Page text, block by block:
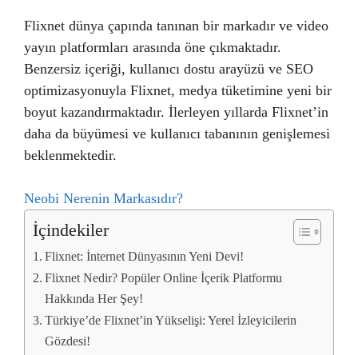
Flixnet dünya çapında tanınan bir markadır ve video
yayın platformları arasında öne çıkmaktadır.
Benzersiz içeriği, kullanıcı dostu arayüzü ve SEO
optimizasyonuyla Flixnet, medya tüketimine yeni bir
boyut kazandırmaktadır. İlerleyen yıllarda Flixnet’in
daha da büyümesi ve kullanıcı tabanının genişlemesi
beklenmektedir.
Neobi Nerenin Markasıdır?
İçindekiler
Flixnet: İnternet Dünyasının Yeni Devi!
Flixnet Nedir? Popüler Online İçerik Platformu
Hakkında Her Şey!
Türkiye’de Flixnet’in Yükselişi: Yerel İzleyicilerin
Gözdesi!